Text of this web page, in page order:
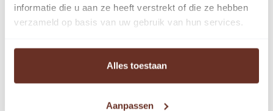
informatie die u aan ze heeft verstrekt of die ze hebben
verzameld op basis van uw gebruik van hun services.
Alles toestaan
Aanpassen
Verhuurder heeft het recht om het voorschotbedrag aan
ontoereikend is en/of de omvang van het pakket van
leveringen en diensten uit te breiden als daartoe
aanleiding bestaat.